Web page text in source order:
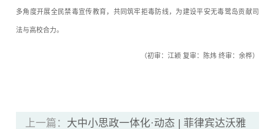
多角度开展全民禁毒宣传教育，共同筑牢拒毒防线，为建设平安无毒鹭岛贡献司
法与高校合力。
（初审：江颖 复审：陈炜 终审：余桦）
上一篇： 大中小思政一体化·动态 | 菲律宾达沃雅